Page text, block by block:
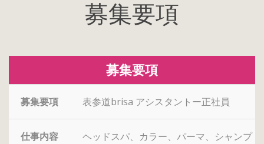
募集要項
募集要項
募集要項 表参道brisa アシスタントー正社員
仕事内容
ヘッドスパ、カラー、パーマ、シャンプ